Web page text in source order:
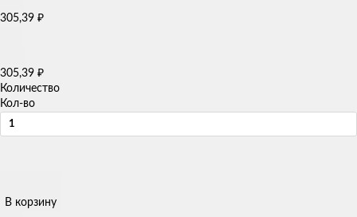
305,39 ₽
305,39 ₽
Количество
Кол-во
В корзину